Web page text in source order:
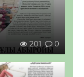
201 0